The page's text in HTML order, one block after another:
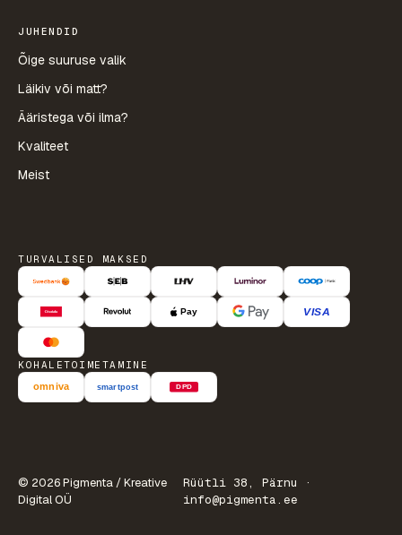
JUHENDID
Õige suuruse valik
Läikiv või matt?
Ääristega või ilma?
Kvaliteet
Meist
TURVALISED MAKSED
KOHALETOIMETAMINE
© 2026 Pigmenta / Kreative
Digital OÜ
Rüütli 38, Pärnu ·
info@pigmenta.ee